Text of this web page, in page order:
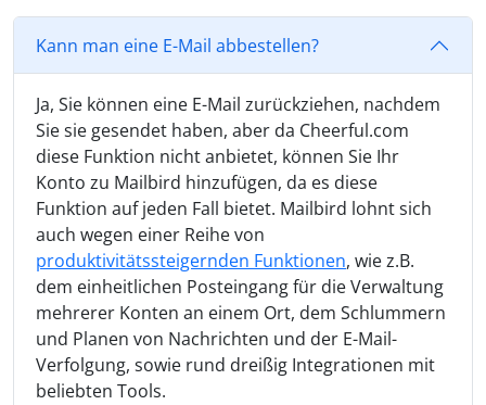
Kann man eine E-Mail abbestellen?
Ja, Sie können eine E-Mail zurückziehen, nachdem
Sie sie gesendet haben, aber da Cheerful.com
diese Funktion nicht anbietet, können Sie Ihr
Konto zu Mailbird hinzufügen, da es diese
Funktion auf jeden Fall bietet. Mailbird lohnt sich
auch wegen einer Reihe von
produktivitätssteigernden Funktionen, wie z.B.
dem einheitlichen Posteingang für die Verwaltung
mehrerer Konten an einem Ort, dem Schlummern
und Planen von Nachrichten und der E-Mail-
Verfolgung, sowie rund dreißig Integrationen mit
beliebten Tools.